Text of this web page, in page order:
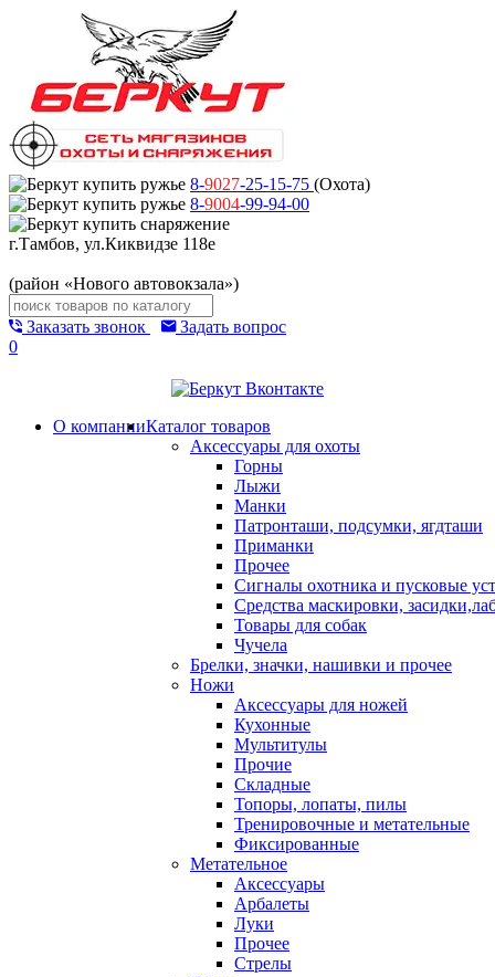
8-9027-25-15-75 (Охота)
8-9004-99-94-00
г.Тамбов, ул.Киквидзе 118е
(район «Нового автовокзала»)
Заказать звонок
Задать вопрос
0
О компанииКаталог товаров
Аксессуары для охоты
Горны
Лыжи
Манки
Патронташи, подсумки, ягдташи
Приманки
Прочее
Сигналы охотника и пусковые
Средства маскировки,
Товары для собак
Чучела
Брелки, значки, нашивки и прочее
Ножи
Аксессуары для ножей
Кухонные
Мультитулы
Прочие
Складные
Топоры, лопаты, пилы
Тренировочные и метательные
Фиксированные
Метательное
Аксессуары
Арбалеты
Луки
Прочее
Стрелы